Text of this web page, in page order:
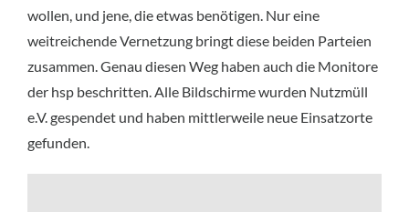
wollen, und jene, die etwas benötigen. Nur eine
weitreichende Vernetzung bringt diese beiden Parteien
zusammen. Genau diesen Weg haben auch die Monitore
der hsp beschritten. Alle Bildschirme wurden Nutzmüll
e.V. gespendet und haben mittlerweile neue Einsatzorte
gefunden.